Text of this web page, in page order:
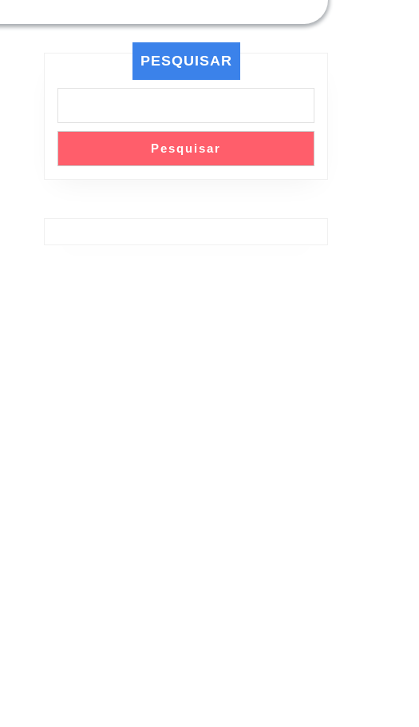
PESQUISAR
Pesquisar